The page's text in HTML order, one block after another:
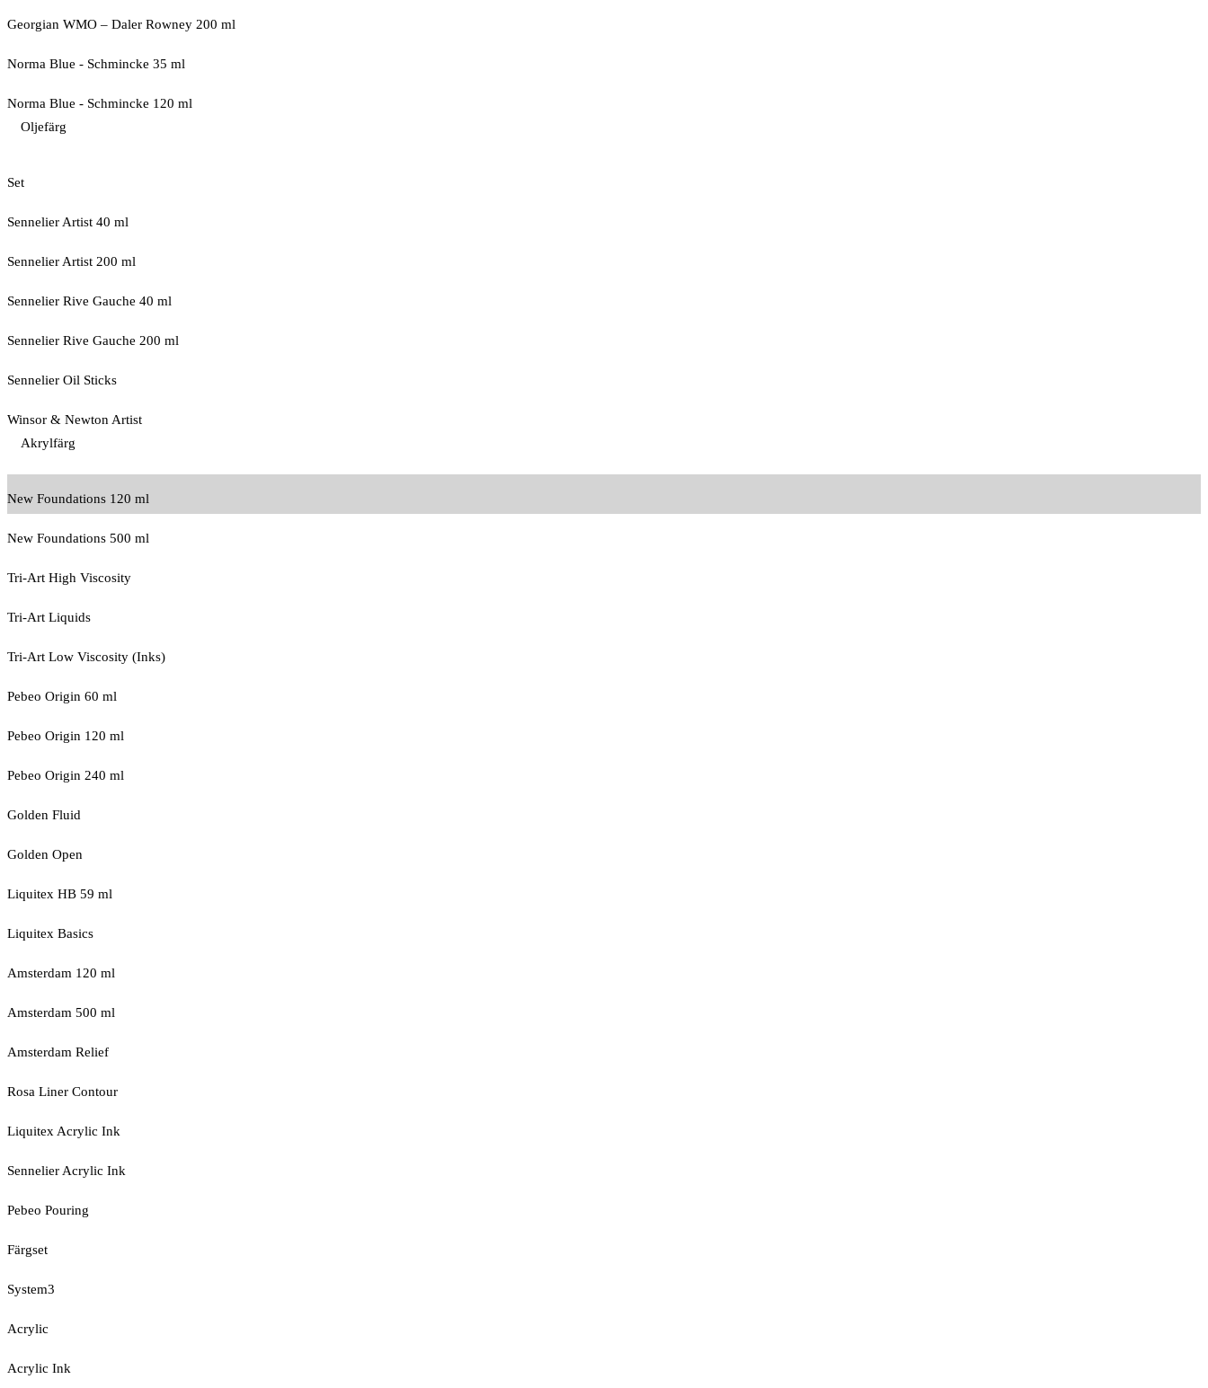
Georgian WMO – Daler Rowney 200 ml
Norma Blue - Schmincke 35 ml
Norma Blue - Schmincke 120 ml
Oljefärg
Set
Sennelier Artist 40 ml
Sennelier Artist 200 ml
Sennelier Rive Gauche 40 ml
Sennelier Rive Gauche 200 ml
Sennelier Oil Sticks
Winsor & Newton Artist
Akrylfärg
New Foundations 120 ml
New Foundations 500 ml
Tri-Art High Viscosity
Tri-Art Liquids
Tri-Art Low Viscosity (Inks)
Pebeo Origin 60 ml
Pebeo Origin 120 ml
Pebeo Origin 240 ml
Golden Fluid
Golden Open
Liquitex HB 59 ml
Liquitex Basics
Amsterdam 120 ml
Amsterdam 500 ml
Amsterdam Relief
Rosa Liner Contour
Liquitex Acrylic Ink
Sennelier Acrylic Ink
Pebeo Pouring
Färgset
System3
Acrylic
Acrylic Ink